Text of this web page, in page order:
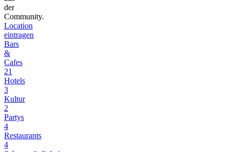
der
Community.
Location
eintragen
Bars
&
Cafes
21
Hotels
3
Kultur
2
Partys
4
Restaurants
4